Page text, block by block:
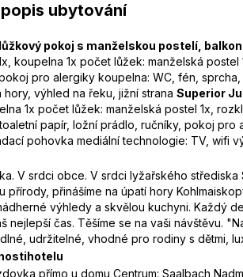
ubytování
pokoj s manželskou postelí,
koupelna 1x počet lůžek: manželská
pro alergiky koupelna: WC, fén,
výhled na řeku, jižní strana Superior
1x počet lůžek: manželská postel 1x,
papír, ložní prádlo, ručníky, pokoj
pohovka mediální technologie: TV, wifi
V srdci obce. V srdci lyžařského
přírody, přinášíme na úpatí hory
výhledy a skvělou kuchyni. Každý
nejlepší čas. Těšíme se na vaši návštěvu.
udržitelné, vhodné pro rodiny s dětmi,
přímo u domu Centrum: Saalbach